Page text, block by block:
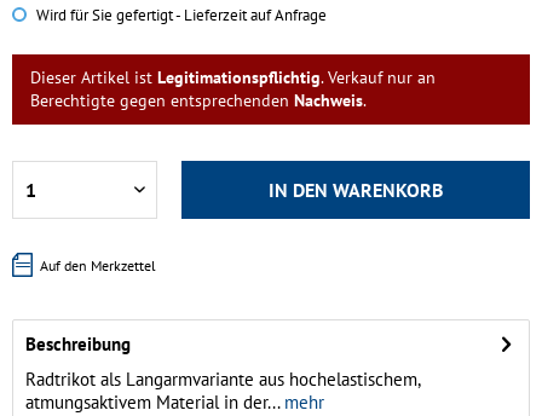
Wird für Sie gefertigt - Lieferzeit auf Anfrage
Dieser Artikel ist Legitimationspflichtig. Verkauf nur an
Berechtigte gegen entsprechenden Nachweis.
IN DEN WARENKORB
Auf den Merkzettel
Beschreibung
Radtrikot als Langarmvariante aus hochelastischem,
atmungsaktivem Material in der...mehr